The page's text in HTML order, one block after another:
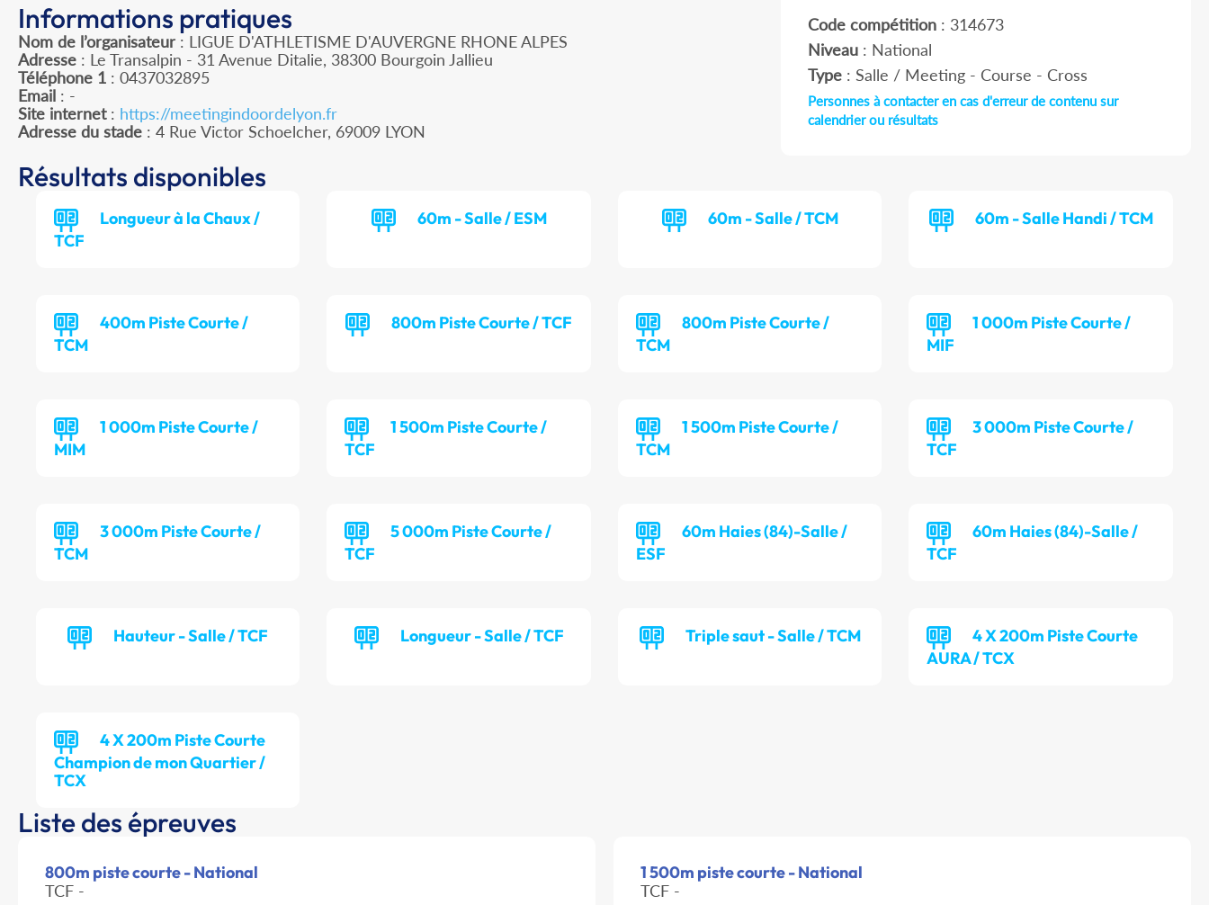
Informations pratiques
Nom de l’organisateur : LIGUE D'ATHLETISME D'AUVERGNE RHONE ALPES
Adresse : Le Transalpin - 31 Avenue Ditalie, 38300 Bourgoin Jallieu
Téléphone 1 : 0437032895
Email : -
Site internet: https://meetingindoordelyon.fr
Adresse du stade : 4 Rue Victor Schoelcher, 69009 LYON
Code compétition: 314673
Niveau: National
Type: Salle / Meeting - Course - Cross
Personnes à contacter en cas d'erreur de contenu sur
calendrier ou résultats
Résultats disponibles
Longueur à la Chaux /
TCF
60m - Salle / ESM 60m - Salle / TCM 60m - Salle Handi / TCM
400m Piste Courte /
TCM
800m Piste Courte / TCF
800m Piste Courte /
TCM
1 000m Piste Courte /
MIF
1 000m Piste Courte /
MIM
1 500m Piste Courte /
TCF
1 500m Piste Courte /
TCM
3 000m Piste Courte /
TCF
3 000m Piste Courte /
TCM
5 000m Piste Courte /
TCF
60m Haies (84)-Salle /
ESF
60m Haies (84)-Salle /
TCF
Hauteur - Salle / TCF Longueur - Salle / TCF Triple saut - Salle / TCM
4 X 200m Piste Courte
AURA / TCX
4 X 200m Piste Courte
Champion de mon Quartier /
TCX
Liste des épreuves
800m piste courte - National
TCF -
1 500m piste courte - National
TCF -